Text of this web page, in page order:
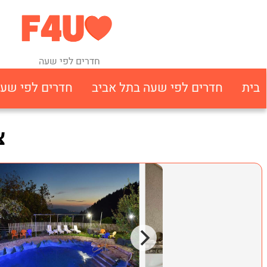
חדרים לפי שעה
בית חדרים לפי שעה בתל אביב חדרים לפי